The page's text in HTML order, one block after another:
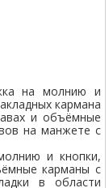
на молнию и
кармана
и объёмные
на манжете с
и кнопки,
карманы с
в области